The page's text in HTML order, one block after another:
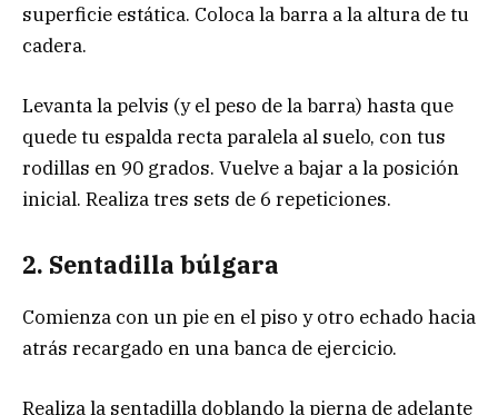
superficie estática. Coloca la barra a la altura de tu
cadera.
Levanta la pelvis (y el peso de la barra) hasta que
quede tu espalda recta paralela al suelo, con tus
rodillas en 90 grados. Vuelve a bajar a la posición
inicial. Realiza tres sets de 6 repeticiones.
2. Sentadilla búlgara
Comienza con un pie en el piso y otro echado hacia
atrás recargado en una banca de ejercicio.
Realiza la sentadilla doblando la pierna de adelante